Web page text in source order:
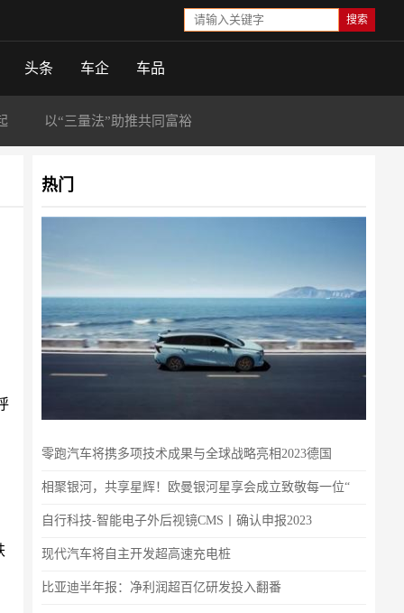
头条 车企 车品
以“三量法”助推共同富裕
热门
零跑汽车将携多项技术成果与全球战略亮相2023德国
相聚银河，共享星辉！欧曼银河星享会成立致敬每一位“
自行科技-智能电子外后视镜CMS丨确认申报2023
现代汽车将自主开发超高速充电桩
比亚迪半年报：净利润超百亿研发投入翻番